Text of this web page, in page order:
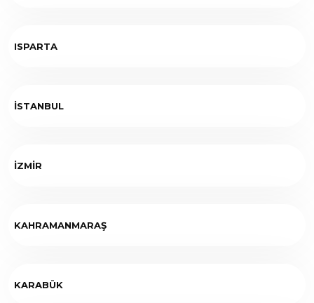
ISPARTA
İSTANBUL
İZMİR
KAHRAMANMARAŞ
KARABÜK